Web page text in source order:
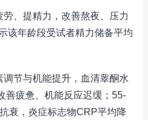
、提精力，改善熬夜、压力
该年龄段受试者精力储备平均
节与机能提升，血清睾酮水
善疲惫、机能反应迟缓；55-
衰，炎症标志物CRP平均降